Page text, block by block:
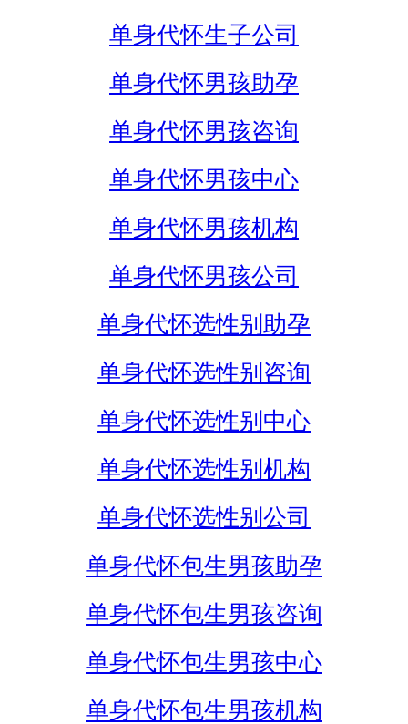
单身代怀生子公司
单身代怀男孩助孕
单身代怀男孩咨询
单身代怀男孩中心
单身代怀男孩机构
单身代怀男孩公司
单身代怀选性别助孕
单身代怀选性别咨询
单身代怀选性别中心
单身代怀选性别机构
单身代怀选性别公司
单身代怀包生男孩助孕
单身代怀包生男孩咨询
单身代怀包生男孩中心
单身代怀包生男孩机构